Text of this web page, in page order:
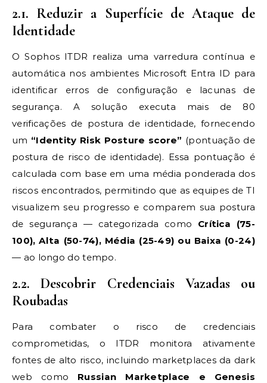
2.1. Reduzir a Superfície de Ataque de
Identidade
O Sophos ITDR realiza uma varredura contínua e
automática nos ambientes Microsoft Entra ID para
identificar erros de configuração e lacunas de
segurança. A solução executa mais de 80
verificações de postura de identidade, fornecendo
um “Identity Risk Posture score” (pontuação de
postura de risco de identidade). Essa pontuação é
calculada com base em uma média ponderada dos
riscos encontrados, permitindo que as equipes de TI
visualizem seu progresso e comparem sua postura
de segurança — categorizada como Crítica (75-
100), Alta (50-74), Média (25-49) ou Baixa (0-24)
— ao longo do tempo.
2.2. Descobrir Credenciais Vazadas ou
Roubadas
Para combater o risco de credenciais
comprometidas, o ITDR monitora ativamente
fontes de alto risco, incluindo marketplaces da dark
web como Russian Marketplace e Genesis